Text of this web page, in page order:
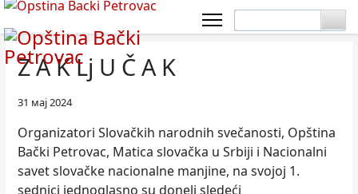
Z A K Lj U Č A K
31 мај 2024
Organizatori Slovačkih narodnih svečanosti, Opština
Bački Petrovac, Matica slovačka u Srbiji i Nacionalni
savet slovačke nacionalne manjine, na svojoj 1.
sednici jednoglasno su doneli sledeći